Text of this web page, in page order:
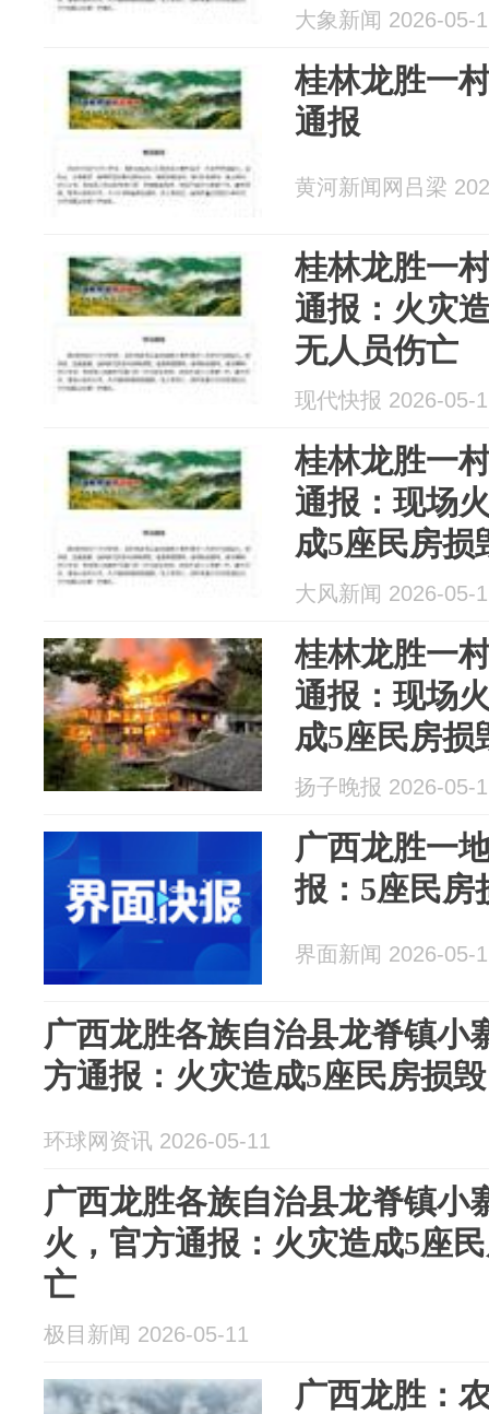
大象新闻 2026-05-
桂林龙胜一
通报
黄河新闻网吕梁
桂林龙胜一
通报：火灾
无人员伤亡
现代快报 2026-05-
桂林龙胜一
通报：现场
成5座民房损
大风新闻 2026-05-
桂林龙胜一
通报：现场
成5座民房损
扬子晚报 2026-05-
广西龙胜一
报：5座民房
界面新闻 2026-05-
广西龙胜各族自治县龙脊镇小
方通报：火灾造成5座民房损
环球网资讯 2026-05-11
广西龙胜各族自治县龙脊镇小
火，官方通报：火灾造成5座
亡
极目新闻 2026-05-11
广西龙胜：